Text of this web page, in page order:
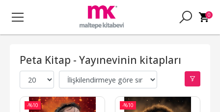
0
Peta Kitap - Yayınevinin kitapları
-%10 -%10